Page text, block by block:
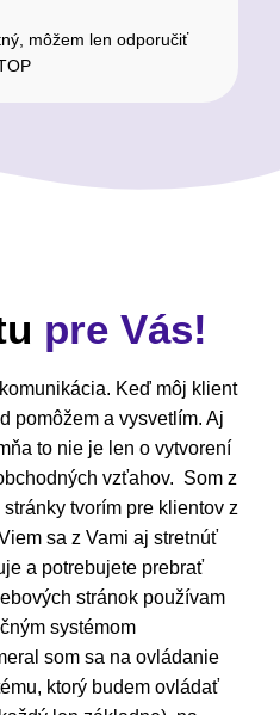
môžem len odporučiť
pre Vás!
Keď môj klient
pomôžem a vysvetlím. Aj
to nie je len o vytvorení
vzťahov. Som z
tvorím pre klientov z
sa z Vami aj stretnúť
a potrebujete prebrať
stránok používam
systémom
som sa na ovládanie
ktorý budem ovládať